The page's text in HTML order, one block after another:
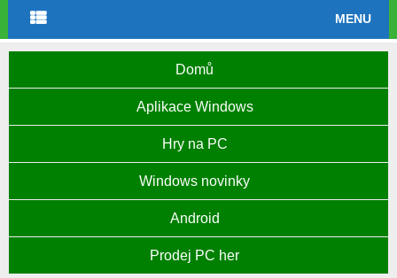
MENU
Domů
Aplikace Windows
Hry na PC
Windows novinky
Android
Prodej PC her